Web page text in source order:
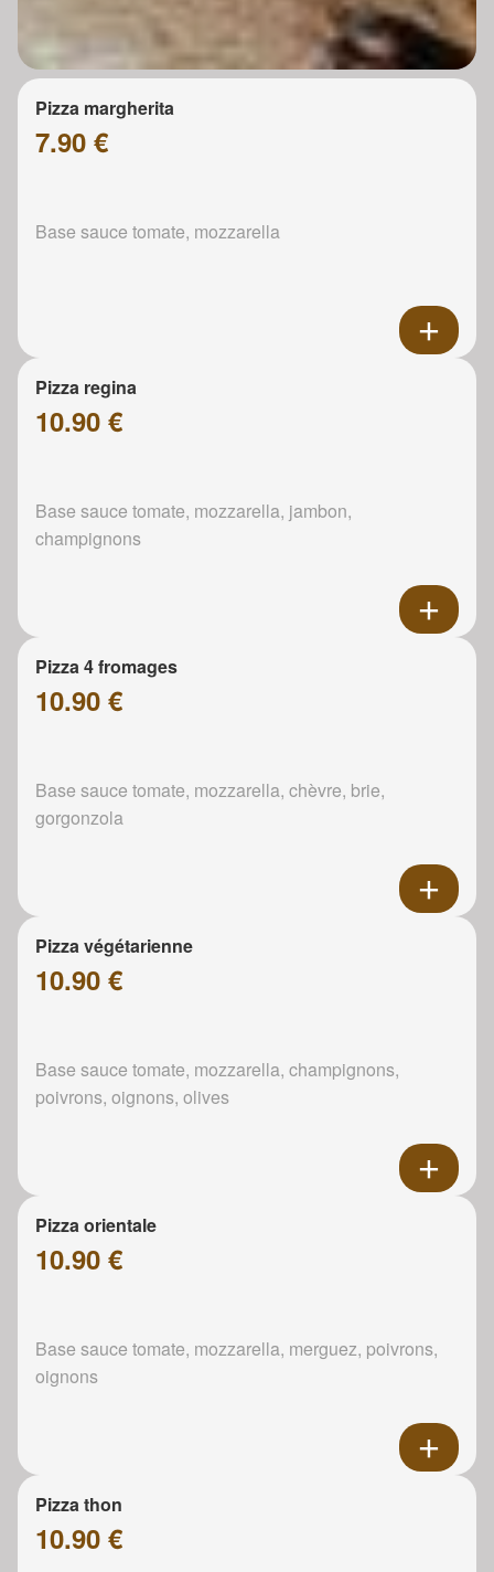
Pizza margherita
7.90 €
Base sauce tomate, mozzarella
Pizza regina
10.90 €
Base sauce tomate, mozzarella, jambon,
champignons
Pizza 4 fromages
10.90 €
Base sauce tomate, mozzarella, chèvre, brie,
gorgonzola
Pizza végétarienne
10.90 €
Base sauce tomate, mozzarella, champignons,
poivrons, oignons, olives
Pizza orientale
10.90 €
Base sauce tomate, mozzarella, merguez, poivrons,
oignons
Pizza thon
10.90 €